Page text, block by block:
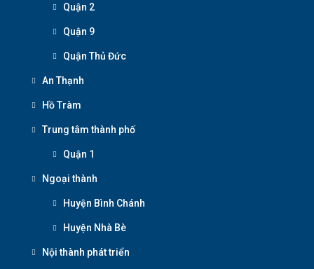
Quận 2
Quận 9
Quận Thủ Đức
An Thạnh
Hồ Tràm
Trung tâm thành phố
Quận 1
Ngoại thành
Huyện Bình Chánh
Huyện Nhà Bè
Nội thành phát triển